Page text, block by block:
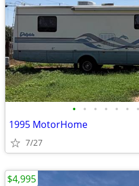
• • • • • • •
1995 MotorHome
7/27
$4,995